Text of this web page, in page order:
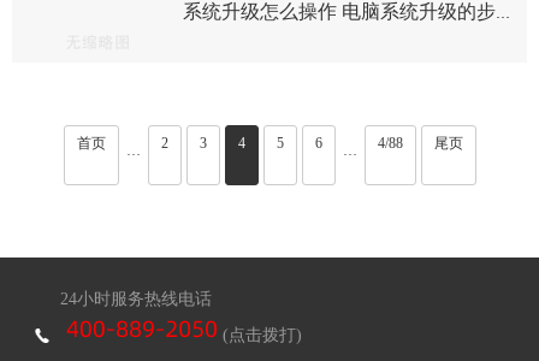
系统升级怎么操作 电脑系统升级的步
首页
···
2 3 4 5 6
···
4/88 尾页
24小时服务热线电话
(点击拨打)